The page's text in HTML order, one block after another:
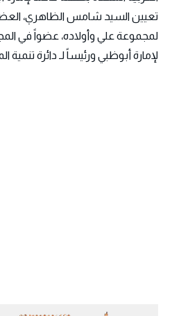
تعيين السيد شامس الظاهري،
لمجموعة علي وأولاده، عضواً في
لإمارة أبوظبي ورئيساً لـ دائرة تنمية